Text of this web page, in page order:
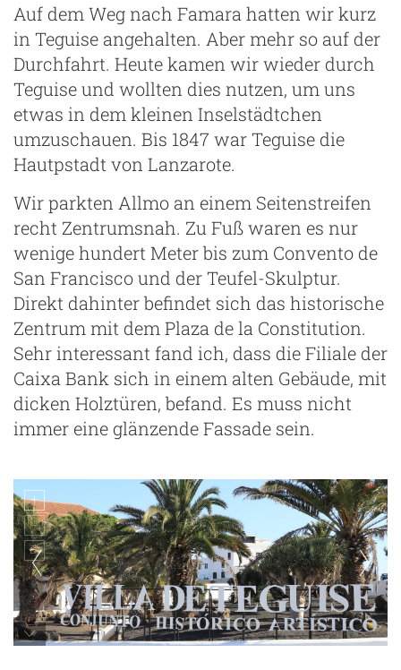
Auf dem Weg nach Famara hatten wir kurz
in Teguise angehalten. Aber mehr so auf der
Durchfahrt. Heute kamen wir wieder durch
Teguise und wollten dies nutzen, um uns
etwas in dem kleinen Inselstädtchen
umzuschauen. Bis 1847 war Teguise die
Hautpstadt von Lanzarote.
Wir parkten Allmo an einem Seitenstreifen
recht Zentrumsnah. Zu Fuß waren es nur
wenige hundert Meter bis zum Convento de
San Francisco und der Teufel-Skulptur.
Direkt dahinter befindet sich das historische
Zentrum mit dem Plaza de la Constitution.
Sehr interessant fand ich, dass die Filiale der
Caixa Bank sich in einem alten Gebäude, mit
dicken Holztüren, befand. Es muss nicht
immer eine glänzende Fassade sein.